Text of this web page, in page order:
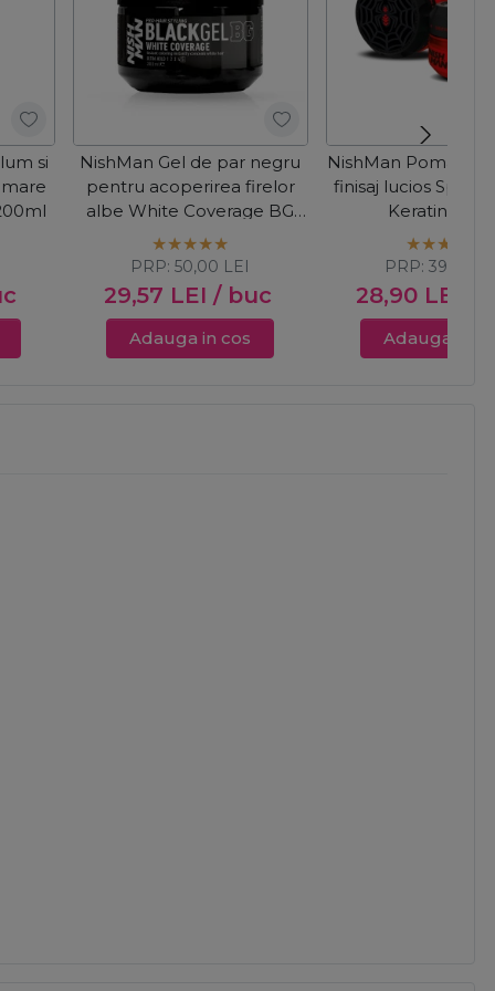
si
NishMan Gel de par negru
pentru acoperirea firelor
albe White Coverage BG
300ml
29,57 LEI / buc
PRP:50,00 LEI
Adauga in cos
NishMan Pomada
finisaj lucios Spider
Keratin
28,90 LEI
PRP:39,00
Adauga in